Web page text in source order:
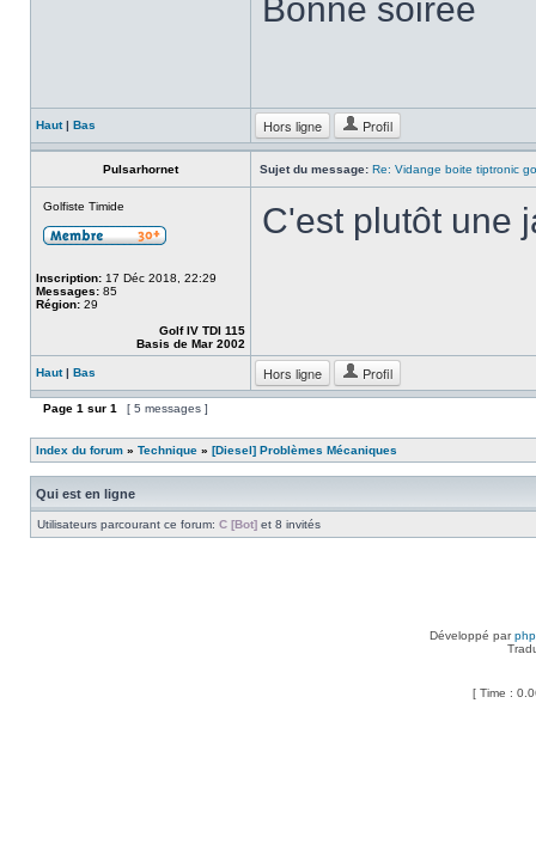
Bonne soirée
Haut| Bas Hors ligne Profil
Pulsarhornet Sujet du message: Re: Vidange boite tiptronic
Golfiste Timide
Inscription: 17 Déc 2018, 22:29
Messages: 85
Région: 29
Golf IV TDI 115
Basis de Mar 2002
C'est plutôt une
Haut| Bas Hors ligne Profil
Page 1 sur 1 [ 5 messages ]
Index du forum » Technique » [Diesel] Problèmes Mécaniques
Qui est en ligne
Utilisateurs parcourant ce forum: C [Bot] et 8 invités
Développé par
[ Time :